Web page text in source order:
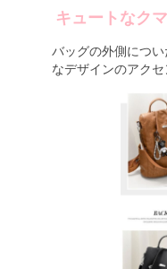
キュートなク
バッグの外側につ
なデザインのアクセ